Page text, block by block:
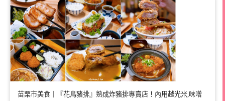
苗栗市美食｜『花鳥豬排』熟成炸豬排專賣店！內用越光米,味噌